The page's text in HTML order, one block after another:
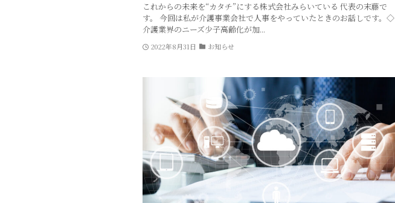
これからの未来を“カタチ”にする株式会社みらいている 代表の末藤で
す。 今回は私が介護事業会社で人事をやっていたときのお話しです。◇
介護業界のニーズ少子高齢化が加...
2022年8月31日 お知らせ